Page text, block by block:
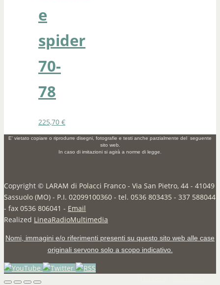
e
spider
70-
78
225,70 €
E' vietato copiare o riprodurre disegni, fotografie e testi anche parzialmente del seguente
sito web.
In caso di imitazioni si agirà a norme di legge.
Copyright © LARAM di Polacci Franco - Via San Pietro, 44 - 41049
Sassuolo (MO) - P.I. 02099100360 - tel. 0536 803435 - 337 588044
- fax 0536 806041 - Email
Realized LineaRadioMultimedia
Nomi, immagini e/o riferimenti presenti su questo sito web alle case
originali servono solo a scopo indicativo.